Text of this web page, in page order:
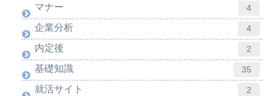
マナー 4
企業分析 4
内定後 2
基礎知識 35
就活サイト 2